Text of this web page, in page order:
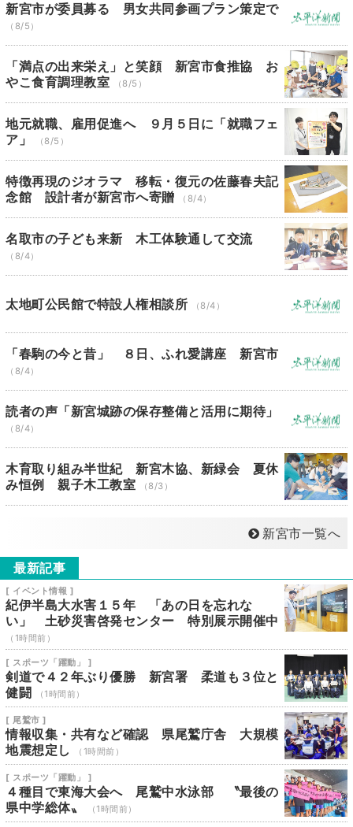
新宮市が委員募る 男女共同参画プラン策定で
（8/5）
「満点の出来栄え」と笑顔 新宮市食推協 お
やこ食育調理教室
（8/5）
地元就職、雇用促進へ ９月５日に「就職フェ
ア」
（8/5）
特徴再現のジオラマ 移転・復元の佐藤春夫記
念館 設計者が新宮市へ寄贈
（8/4）
名取市の子ども来新 木工体験通して交流
（8/4）
太地町公民館で特設人権相談所 （8/4）
「春駒の今と昔」 ８日、ふれ愛講座 新宮市
（8/4）
読者の声「新宮城跡の保存整備と活用に期待」
（8/4）
木育取り組み半世紀 新宮木協、新緑会 夏休
み恒例 親子木工教室
（8/3）
新宮市一覧へ
最新記事
[ イベント情報 ]
紀伊半島大水害１５年 「あの日を忘れな
い」 土砂災害啓発センター 特別展示開催中
（1時間前）
[ スポーツ「躍動」 ]
剣道で４２年ぶり優勝 新宮署 柔道も３位と
健闘
（1時間前）
[ 尾鷲市 ]
情報収集・共有など確認 県尾鷲庁舎 大規模
地震想定し
（1時間前）
[ スポーツ「躍動」 ]
４種目で東海大会へ 尾鷲中水泳部 〝最後の
県中学総体〟
（1時間前）